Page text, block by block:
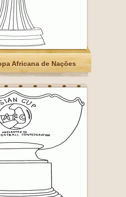
Africana de Nações